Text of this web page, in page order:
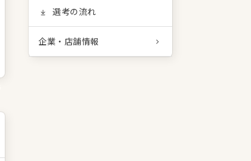
選考の流れ
企業・店舗情報